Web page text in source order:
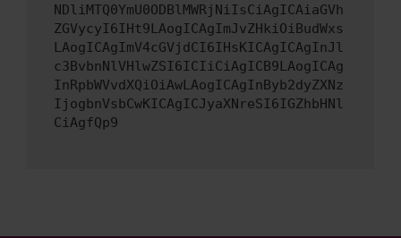
NDliMTQ0YmU0ODBlMWRjNiIsCiAgICAiaGVh
ZGVycyI6IHt9LAogICAgImJvZHkiOiBudWxs
LAogICAgImV4cGVjdCI6IHsKICAgICAgInJl
c3BvbnNlVHlwZSI6ICIiCiAgICB9LAogICAg
InRpbWVvdXQiOiAwLAogICAgInByb2dyZXNz
IjogbnVsbCwKICAgICJyaXNreSI6IGZhbHNl
CiAgfQp9